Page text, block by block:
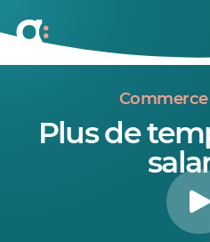
Plus de